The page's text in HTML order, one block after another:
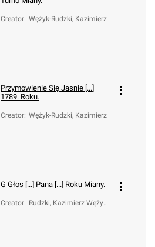
Creator: Wężyk-Rudzki, Kazimierz
Przymowienie Się Jasnie [...]
1789. Roku.
Creator: Wężyk-Rudzki, Kazimierz
G Głos [...] Pana [...] Roku Miany.
Creator: Rudzki, Kazimierz Wężyk (